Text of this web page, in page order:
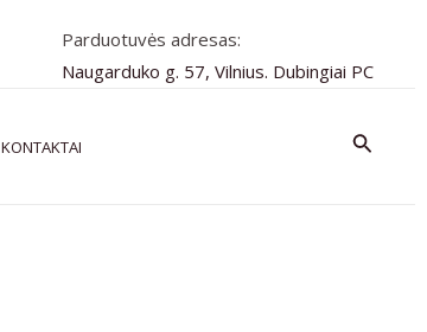
Parduotuvės adresas:
Naugarduko g. 57, Vilnius. Dubingiai PC
KONTAKTAI Paieška